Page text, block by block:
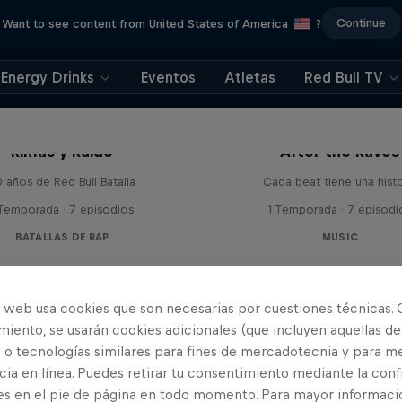
Want to see content from United States of America ? Continue
Energy Drinks Eventos Atletas Red Bull TV
Rimas y Ruido
años de Red Bull Batalla
· 7 episodios
BATALLAS DE RAP
After the Raves
Cada beat tiene una
1 Temporada · 7
MUSIC
web usa cookies que son necesarias por cuestiones técnicas.
se usarán cookies adicionales (que incluyen aquellas de
tecnologías similares para fines de mercadotecnia y para
en línea. Puedes retirar tu consentimiento mediante la
en el pie de página en todo momento. Para mayor